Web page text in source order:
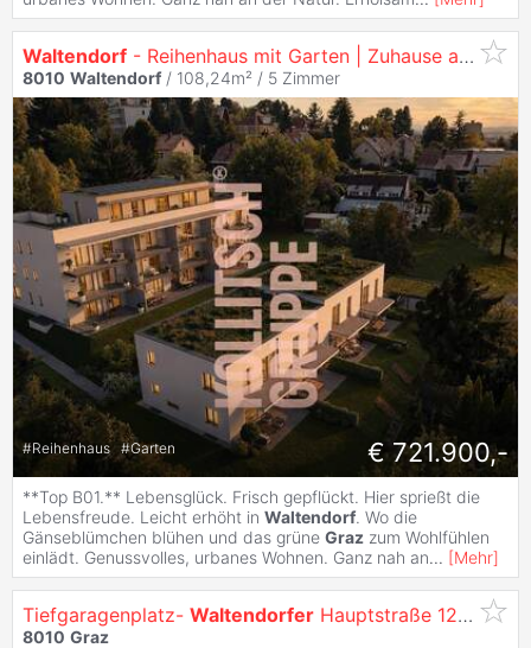
Waltendorf - Reihenhaus mit Garten | Zuhause ankommen – Wohnqualität & Erdwärme vereint
8010 Waltendorf / 108,24m² / 5 Zimmer
#Reihenhaus #Garten € 721.900,-
**Top B01.** Lebensglück. Frisch gepflückt. Hier sprießt die
Lebensfreude. Leicht erhöht in Waltendorf. Wo die
Gänseblümchen blühen und das grüne Graz zum Wohlfühlen
einlädt. Genussvolles, urbanes Wohnen. Ganz nah an... [Mehr]
Tiefgaragenplatz- Waltendorfer Hauptstraße 12, 8010
8010 Graz